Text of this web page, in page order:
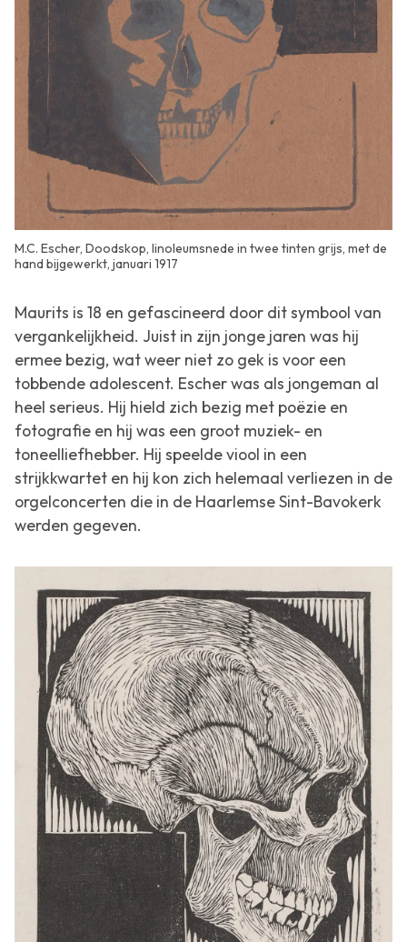
M.C. Escher, Doodskop, linoleumsnede in twee tinten grijs, met de
hand bijgewerkt, januari 1917
Maurits is 18 en gefascineerd door dit symbool van
vergankelijkheid. Juist in zijn jonge jaren was hij
ermee bezig, wat weer niet zo gek is voor een
tobbende adolescent. Escher was als jongeman al
heel serieus. Hij hield zich bezig met poëzie en
fotografie en hij was een groot muziek- en
toneelliefhebber. Hij speelde viool in een
strijkkwartet en hij kon zich helemaal verliezen in de
orgelconcerten die in de Haarlemse Sint-Bavokerk
werden gegeven.